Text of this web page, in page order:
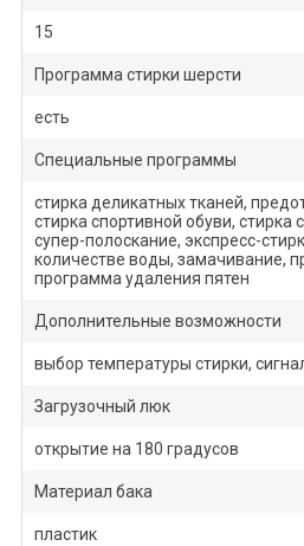
15
Программа стирки шерсти
есть
Специальные программы
стирка деликатных тканей,
стирка спортивной обуви,
супер-полоскание, экспресс-
количестве воды, замачивание,
программа удаления пятен
Дополнительные возможности
выбор температуры стирки,
Загрузочный люк
открытие на 180 градусов
Материал бака
пластик